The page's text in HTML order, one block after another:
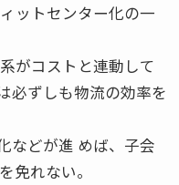
ットセンター化の一
がコストと連動して
必ずしも物流の効率を
などが進 めば、子会
免れない。